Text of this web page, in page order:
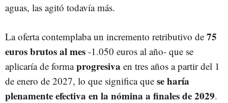
aguas, las agitó todavía más.
La oferta contemplaba un incremento retributivo de 75
euros brutos al mes -1.050 euros al año- que se
aplicaría de formaprogresiva en tres años a partir del 1
de enero de 2027, lo que significa que se haría
plenamente efectiva en la nómina a finales de 2029.